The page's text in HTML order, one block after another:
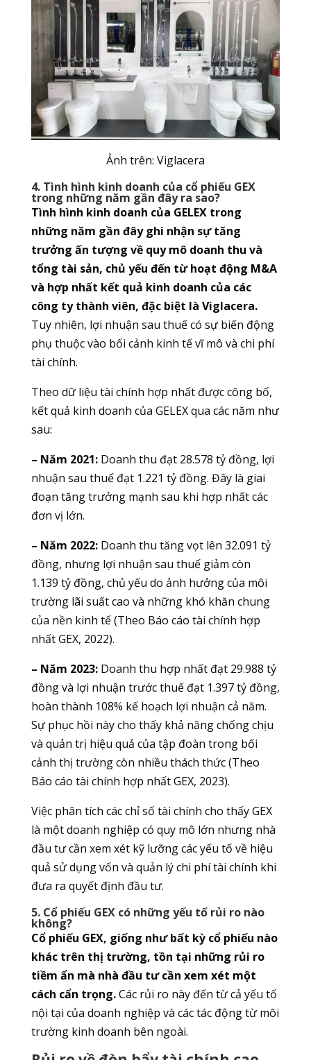
Ảnh trên: Viglacera
4. Tình hình kinh doanh của cổ phiếu GEX
trong những năm gần đây ra sao?
Tình hình kinh doanh của GELEX trong
những năm gần đây ghi nhận sự tăng
trưởng ấn tượng về quy mô doanh thu và
tổng tài sản, chủ yếu đến từ hoạt động M&A
và hợp nhất kết quả kinh doanh của các
công ty thành viên, đặc biệt là Viglacera.
Tuy nhiên, lợi nhuận sau thuế có sự biến động
phụ thuộc vào bối cảnh kinh tế vĩ mô và chi phí
tài chính.
Theo dữ liệu tài chính hợp nhất được công bố,
kết quả kinh doanh của GELEX qua các năm như
sau:
– Năm 2021:Doanh thu đạt 28.578 tỷ đồng, lợi
nhuận sau thuế đạt 1.221 tỷ đồng. Đây là giai
đoạn tăng trưởng mạnh sau khi hợp nhất các
đơn vị lớn.
– Năm 2022:Doanh thu tăng vọt lên 32.091 tỷ
đồng, nhưng lợi nhuận sau thuế giảm còn
1.139 tỷ đồng, chủ yếu do ảnh hưởng của môi
trường lãi suất cao và những khó khăn chung
của nền kinh tế (Theo Báo cáo tài chính hợp
nhất GEX, 2022).
– Năm 2023:Doanh thu hợp nhất đạt 29.988 tỷ
đồng và lợi nhuận trước thuế đạt 1.397 tỷ đồng,
hoàn thành 108% kế hoạch lợi nhuận cả năm.
Sự phục hồi này cho thấy khả năng chống chịu
và quản trị hiệu quả của tập đoàn trong bối
cảnh thị trường còn nhiều thách thức (Theo
Báo cáo tài chính hợp nhất GEX, 2023).
Việc phân tích các chỉ số tài chính cho thấy GEX
là một doanh nghiệp có quy mô lớn nhưng nhà
đầu tư cần xem xét kỹ lưỡng các yếu tố về hiệu
quả sử dụng vốn và quản lý chi phí tài chính khi
đưa ra quyết định đầu tư.
5. Cổ phiếu GEX có những yếu tố rủi ro nào
không?
Cổ phiếu GEX, giống như bất kỳ cổ phiếu nào
khác trên thị trường, tồn tại những rủi ro
tiềm ẩn mà nhà đầu tư cần xem xét một
cách cẩn trọng.Các rủi ro này đến từ cả yếu tố
nội tại của doanh nghiệp và các tác động từ môi
trường kinh doanh bên ngoài.